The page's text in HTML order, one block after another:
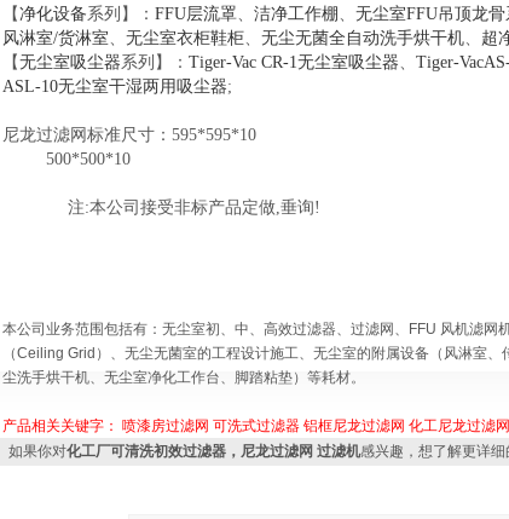
【净化设备系列】： FFU层流罩、 洁净工作棚 、 无尘室FFU吊顶龙骨
风淋室/货淋室、 无尘室衣柜鞋柜、 无尘无菌全自动洗手烘干机、 超
【无尘室吸尘器系列】： Tiger-Vac CR-1无尘室吸尘器、 Tiger-
ASL-10无尘室干湿两用吸尘器;
尼龙过滤网 标准尺寸：595*595*10
500*500*10
注:本公司接受非标产品定做,垂询!
本公司业务范围包括有：无尘室初、中、高效过滤器、过滤网、FFU 风机滤网
（Ceiling Grid）、无尘无菌室的工程设计施工、无尘室的附属设备（风淋室
尘洗手烘干机、无尘室净化工作台、脚踏粘垫）等耗材。
产品相关关键字： 喷漆房过滤网 可洗式过滤器 铝框尼龙过滤网 化工尼龙过滤网
如果你对化工厂可清洗初效过滤器，尼龙过滤网 过滤机感兴趣，想了解更详细